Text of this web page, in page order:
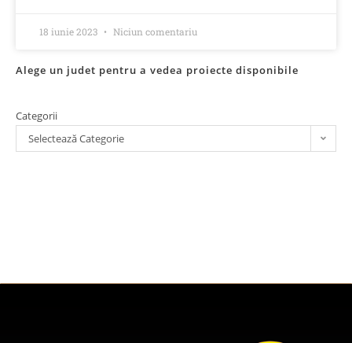
18 iunie 2023 Niciun comentariu
Alege un judet pentru a vedea proiecte disponibile
Categorii
Selectează Categorie